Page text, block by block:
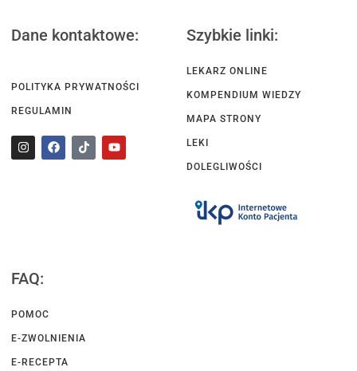
Dane kontaktowe:
POLITYKA PRYWATNOŚCI
REGULAMIN
Szybkie linki:
LEKARZ ONLINE
KOMPENDIUM WIEDZY
MAPA STRONY
LEKI
DOLEGLIWOŚCI
FAQ:
POMOC
E-ZWOLNIENIA
E-RECEPTA